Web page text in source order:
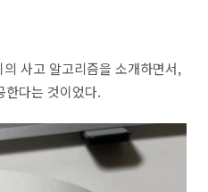
사고 알고리즘을 소개하면서,
한다는 것이었다.